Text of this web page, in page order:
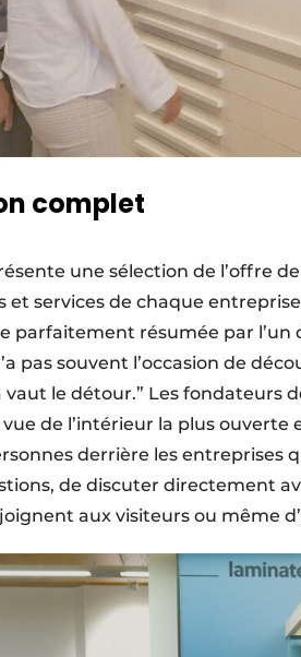
complet
une sélection de l’offre
et services de chaque
parfaitement résumée par l’un
pas souvent l’occasion de
vaut le détour.” Les fondateurs
de l’intérieur la plus ouverte
derrière les entreprises
de discuter directement
aux visiteurs ou même